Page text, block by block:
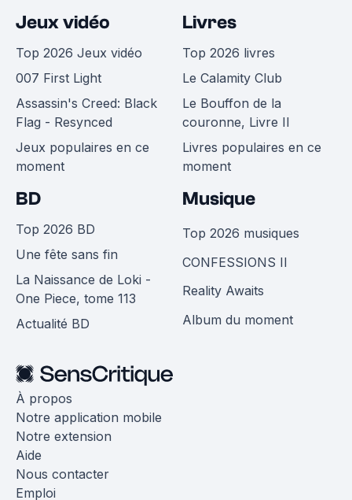
Jeux vidéo
Top 2026 Jeux vidéo
007 First Light
Assassin's Creed: Black
Flag - Resynced
Jeux populaires en ce
moment
Livres
Top 2026 livres
Le Calamity Club
Le Bouffon de la
couronne, Livre II
Livres populaires en ce
moment
BD
Top 2026 BD
Une fête sans fin
La Naissance de Loki -
One Piece, tome 113
Actualité BD
Musique
Top 2026 musiques
CONFESSIONS II
Reality Awaits
Album du moment
À propos
Notre application mobile
Notre extension
Aide
Nous contacter
Emploi